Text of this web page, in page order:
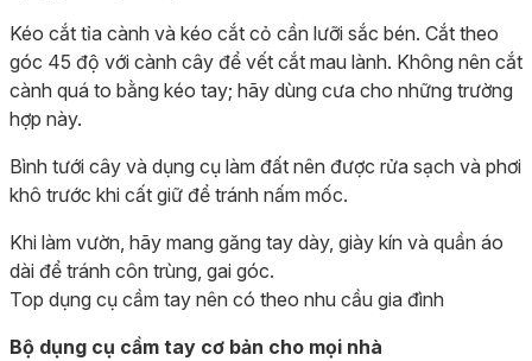
Kéo cắt tỉa cành và kéo cắt cỏ cần lưỡi sắc bén. Cắt theo
góc 45 độ với cành cây để vết cắt mau lành. Không nên cắt
cành quá to bằng kéo tay; hãy dùng cưa cho những trường
hợp này.
Bình tưới cây và dụng cụ làm đất nên được rửa sạch và phơi
khô trước khi cất giữ để tránh nấm mốc.
Khi làm vườn, hãy mang găng tay dày, giày kín và quần áo
dài để tránh côn trùng, gai góc.
Top dụng cụ cầm tay nên có theo nhu cầu gia đình
Bộ dụng cụ cầm tay cơ bản cho mọi nhà